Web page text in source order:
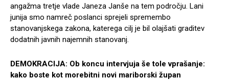
angažma tretje vlade Janeza Janše na tem področju. Lani
junija smo namreč poslanci sprejeli spremembo
stanovanjskega zakona, katerega cilj je bil olajšati graditev
dodatnih javnih najemnih stanovanj.
DEMOKRACIJA: Ob koncu intervjuja še tole vprašanje:
kako boste kot morebitni novi mariborski župan